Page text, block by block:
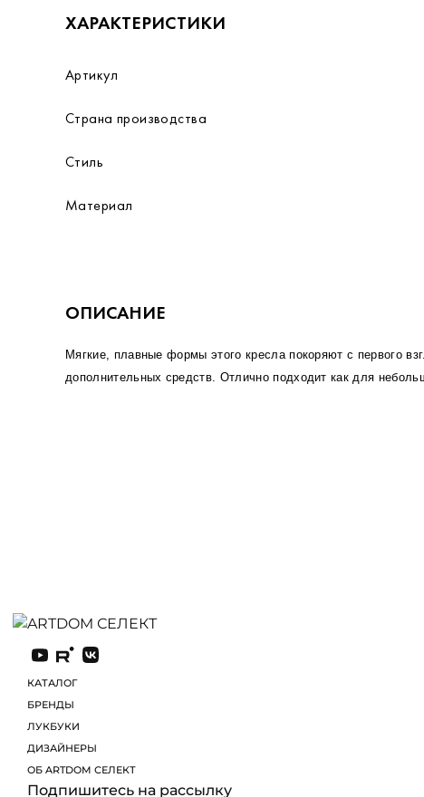
ХАРАКТЕРИСТИКИ
Артикул
Страна производства
Стиль
Материал
ОПИСАНИЕ
Мягкие, плавные формы этого кресла покоряют с первого
дополнительных средств. Отлично подходит как для
КАТАЛОГ
БРЕНДЫ
ЛУКБУКИ
ДИЗАЙНЕРЫ
ОБ ARTDOM СЕЛЕКТ
Подпишитесь на рассылку